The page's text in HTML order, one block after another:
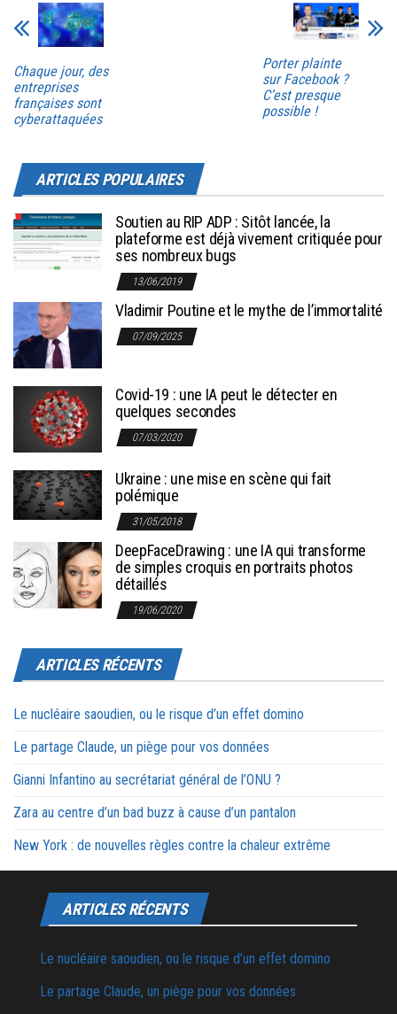
Chaque jour, des
entreprises
françaises sont
cyberattaquées
Porter plainte
sur Facebook ?
C’est presque
possible !
ARTICLES POPULAIRES
Soutien au RIP ADP : Sitôt lancée, la
plateforme est déjà vivement critiquée pour
ses nombreux bugs
13/06/2019
Vladimir Poutine et le mythe de l’immortalité
07/09/2025
Covid-19 : une IA peut le détecter en
quelques secondes
07/03/2020
Ukraine : une mise en scène qui fait
polémique
31/05/2018
DeepFaceDrawing : une IA qui transforme
de simples croquis en portraits photos
détaillés
19/06/2020
ARTICLES RÉCENTS
Le nucléaire saoudien, ou le risque d’un effet domino
Le partage Claude, un piège pour vos données
Gianni Infantino au secrétariat général de l’ONU ?
Zara au centre d’un bad buzz à cause d’un pantalon
New York : de nouvelles règles contre la chaleur extrême
ARTICLES RÉCENTS
Le nucléaire saoudien, ou le risque d’un effet domino
Le partage Claude, un piège pour vos données